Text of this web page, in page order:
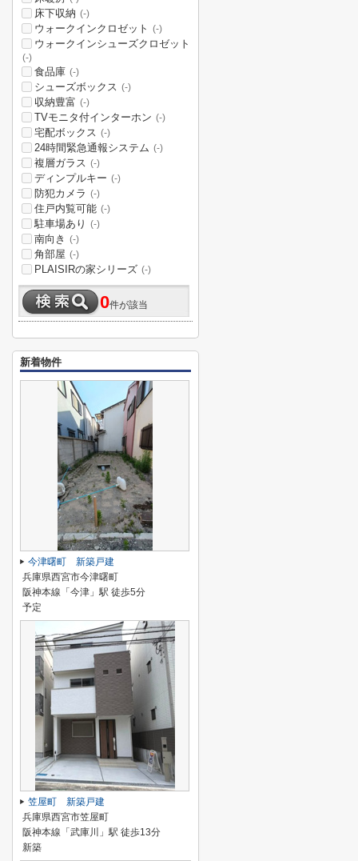
床下収納 (-)
ウォークインクロゼット (-)
ウォークインシューズクロゼット
(-)
食品庫 (-)
シューズボックス (-)
収納豊富 (-)
TVモニタ付インターホン (-)
宅配ボックス (-)
24時間緊急通報システム (-)
複層ガラス (-)
ディンプルキー (-)
防犯カメラ (-)
住戸内覧可能 (-)
駐車場あり (-)
南向き (-)
角部屋 (-)
PLAISIRの家シリーズ (-)
0件が該当
新着物件
今津曙町 新築戸建
兵庫県西宮市今津曙町
阪神本線「今津」駅 徒歩5分
予定
笠屋町 新築戸建
兵庫県西宮市笠屋町
阪神本線「武庫川」駅 徒歩13分
新築